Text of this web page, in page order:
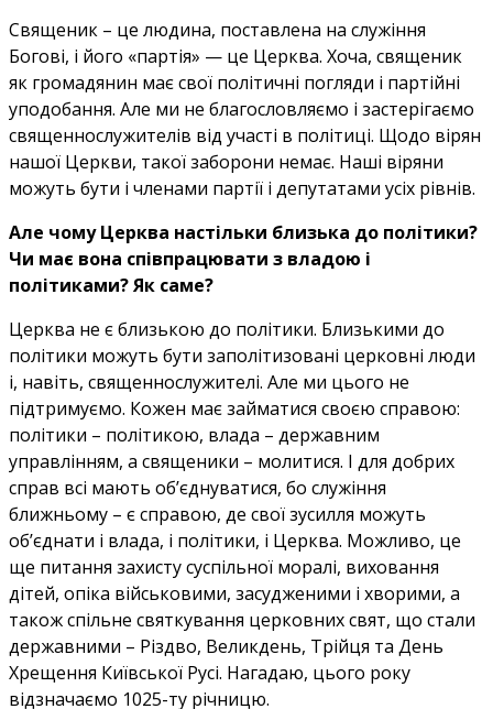
Священик – це людина, поставлена на служіння
Богові, і його «партія» — це Церква. Хоча, священик
як громадянин має свої політичні погляди і партійні
уподобання. Але ми не благословляємо і застерігаємо
священнослужителів від участі в політиці. Щодо вірян
нашої Церкви, такої заборони немає. Наші віряни
можуть бути і членами партії і депутатами усіх рівнів.
Але чому Церква настільки близька до політики?
Чи має вона співпрацювати з владою і
політиками? Як саме?
Церква не є близькою до політики. Близькими до
політики можуть бути заполітизовані церковні люди
і, навіть, священнослужителі. Але ми цього не
підтримуємо. Кожен має займатися своєю справою:
політики – політикою, влада – державним
управлінням, а священики – молитися. І для добрих
справ всі мають об’єднуватися, бо служіння
ближньому – є справою, де свої зусилля можуть
об’єднати і влада, і політики, і Церква. Можливо, це
ще питання захисту суспільної моралі, виховання
дітей, опіка військовими, засудженими і хворими, а
також спільне святкування церковних свят, що стали
державними – Різдво, Великдень, Трійця та День
Хрещення Київської Русі. Нагадаю, цього року
відзначаємо 1025-ту річницю.